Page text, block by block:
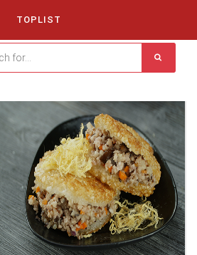
TOPLIST